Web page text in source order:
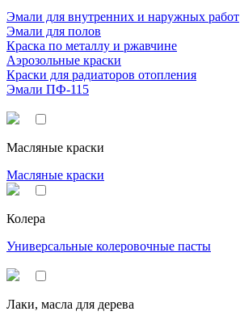
Эмали для внутренних и наружных работ
Эмали для полов
Краска по металлу и ржавчине
Аэрозольные краски
Краски для радиаторов отопления
Эмали ПФ-115
Масляные краски
Масляные краски
Колера
Универсальные колеровочные пасты
Лаки, масла для дерева